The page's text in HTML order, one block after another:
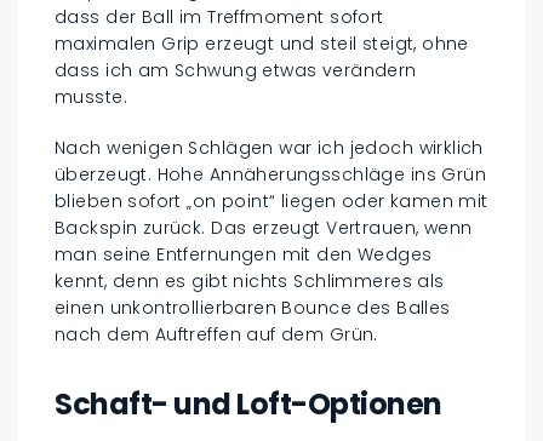
dass der Ball im Treffmoment sofort
maximalen Grip erzeugt und steil steigt, ohne
dass ich am Schwung etwas verändern
musste.
Nach wenigen Schlägen war ich jedoch wirklich
überzeugt. Hohe Annäherungsschläge ins Grün
blieben sofort „on point“ liegen oder kamen mit
Backspin zurück. Das erzeugt Vertrauen, wenn
man seine Entfernungen mit den Wedges
kennt, denn es gibt nichts Schlimmeres als
einen unkontrollierbaren Bounce des Balles
nach dem Auftreffen auf dem Grün.
Schaft- und Loft-Optionen